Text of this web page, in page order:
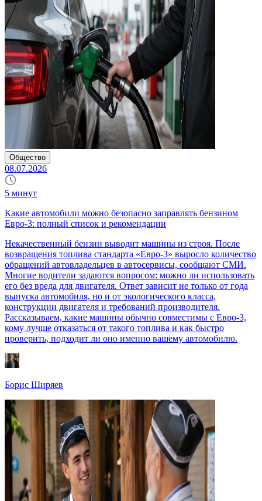
Общество
08.07.2026
5 минут
Какие автомобили можно безопасно заправлять бензином
Евро-3: полный список и рекомендации
Некачественный бензин выводит машины из строя. После
возвращения топлива стандарта «Евро-3» выросло количество
обращений автовладельцев в автосервисы, сообщают СМИ.
Многие водители задаются вопросом: можно ли использовать
его без вреда для двигателя. Ответ зависит не только от года
выпуска автомобиля, но и от экологического класса,
конструкции двигателя и требований производителя.
Рассказываем, какие машины обычно совместимы с Евро-3,
кому лучше отказаться от такого топлива и как быстро
проверить, подходит ли оно именно вашему автомобилю.
Борис Ширяев